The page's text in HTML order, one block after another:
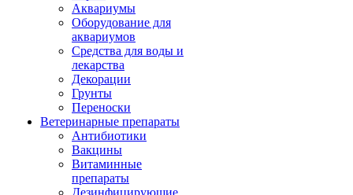
Аквариумы
Оборудование для
аквариумов
Средства для воды и
лекарства
Декорации
Грунты
Переноски
Ветеринарные препараты
Антибиотики
Вакцины
Витаминные
препараты
Дезинфицирующие